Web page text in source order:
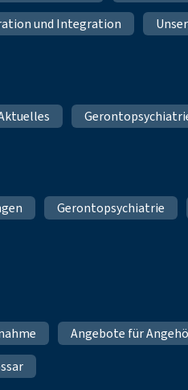
und Integration
Gerontopsychiatrie
Angebote für